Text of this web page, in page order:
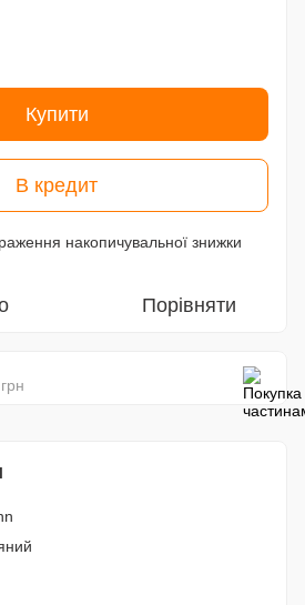
Купити
В кредит
накопичувальної знижки
Порівняти